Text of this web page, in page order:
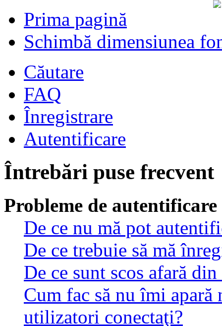
Prima pagină
Schimbă dimensiunea
Căutare
FAQ
Înregistrare
Autentificare
Întrebări puse frecvent
Probleme de
De ce nu mă pot
De ce trebuie să mă
De ce sunt scos afară
Cum fac să nu îmi
utilizatori conectaţi?